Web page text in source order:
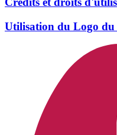
Utilisation du Logo